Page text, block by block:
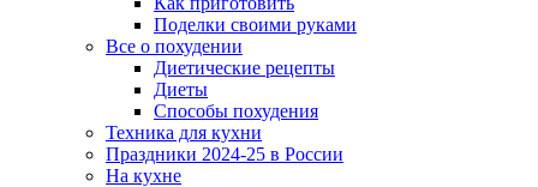
Поделки своими руками
Все о похудении
Диетические рецепты
Диеты
Способы похудения
Техника для кухни
Праздники 2024-25 в России
На кухне